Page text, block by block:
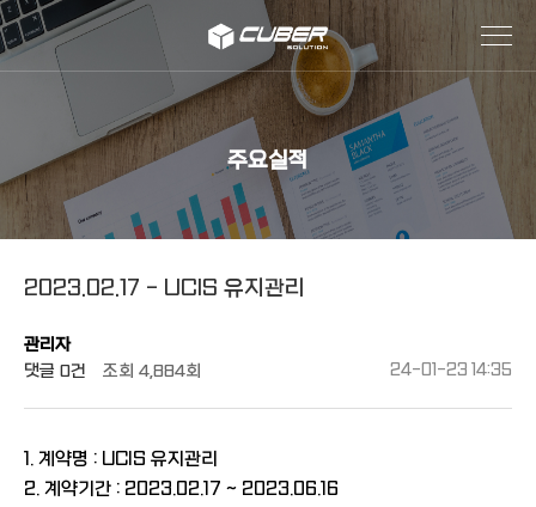
주요실적
2023.02.17 - UCIS 유지관리
관리자
댓글 0건 조회 4,884회 24-01-23 14:35
1. 계약명 : UCIS 유지관리
2. 계약기간 : 2023.02.17 ~ 2023.06.16